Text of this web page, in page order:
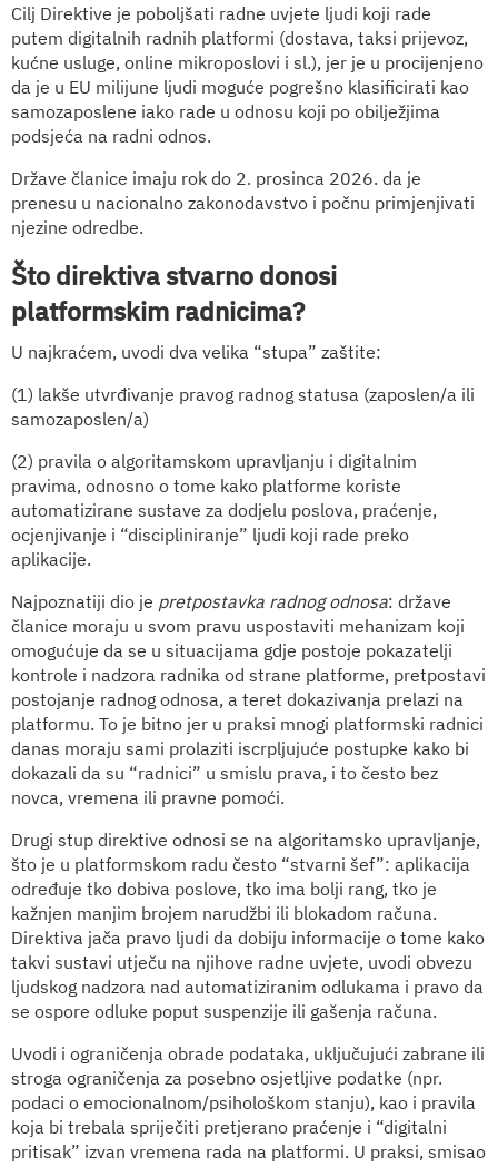
Cilj Direktive je poboljšati radne uvjete ljudi koji rade
putem digitalnih radnih platformi (dostava, taksi prijevoz,
kućne usluge, online mikroposlovi i sl.), jer je u procijenjeno
da je u EU milijune ljudi moguće pogrešno klasificirati kao
samozaposlene iako rade u odnosu koji po obilježjima
podsjeća na radni odnos.
Države članice imaju rok do 2. prosinca 2026. da je
prenesu u nacionalno zakonodavstvo i počnu primjenjivati
njezine odredbe.
Što direktiva stvarno donosi
platformskim radnicima?
U najkraćem, uvodi dva velika “stupa” zaštite:
(1) lakše utvrđivanje pravog radnog statusa (zaposlen/a ili
samozaposlen/a)
(2) pravila o algoritamskom upravljanju i digitalnim
pravima, odnosno o tome kako platforme koriste
automatizirane sustave za dodjelu poslova, praćenje,
ocjenjivanje i “discipliniranje” ljudi koji rade preko
aplikacije.
Najpoznatiji dio je pretpostavka radnog odnosa: države
članice moraju u svom pravu uspostaviti mehanizam koji
omogućuje da se u situacijama gdje postoje pokazatelji
kontrole i nadzora radnika od strane platforme, pretpostavi
postojanje radnog odnosa, a teret dokazivanja prelazi na
platformu. To je bitno jer u praksi mnogi platformski radnici
danas moraju sami prolaziti iscrpljujuće postupke kako bi
dokazali da su “radnici” u smislu prava, i to često bez
novca, vremena ili pravne pomoći.
Drugi stup direktive odnosi se na algoritamsko upravljanje,
što je u platformskom radu često “stvarni šef”: aplikacija
određuje tko dobiva poslove, tko ima bolji rang, tko je
kažnjen manjim brojem narudžbi ili blokadom računa.
Direktiva jača pravo ljudi da dobiju informacije o tome kako
takvi sustavi utječu na njihove radne uvjete, uvodi obvezu
ljudskog nadzora nad automatiziranim odlukama i pravo da
se ospore odluke poput suspenzije ili gašenja računa.
Uvodi i ograničenja obrade podataka, uključujući zabrane ili
stroga ograničenja za posebno osjetljive podatke (npr.
podaci o emocionalnom/psihološkom stanju), kao i pravila
koja bi trebala spriječiti pretjerano praćenje i “digitalni
pritisak” izvan vremena rada na platformi. U praksi, smisao